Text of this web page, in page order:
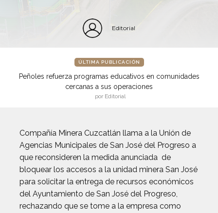
Editorial
ÚLTIMA PUBLICACIÓN
Peñoles refuerza programas educativos en comunidades
cercanas a sus operaciones
por Editorial
Compañía Minera Cuzcatlán llama a la Unión de
Agencias Municipales de San José del Progreso a
que reconsideren la medida anunciada de
bloquear los accesos a la unidad minera San José
para solicitar la entrega de recursos económicos
del Ayuntamiento de San José del Progreso,
rechazando que se tome a la empresa como